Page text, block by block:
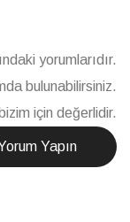
yorumlarıdır.
bulunabilirsiniz.
için değerlidir.
Yapın